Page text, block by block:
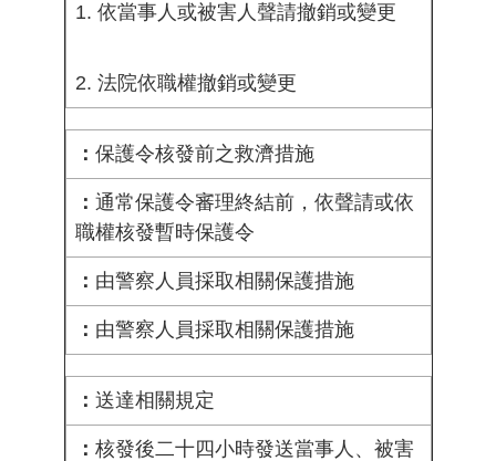
1. 依當事人或被害人聲請撤銷或變更
2. 法院依職權撤銷或變更
保護令核發前之救濟措施
通常保護令審理終結前，依聲請或依
職權核發暫時保護令
由警察人員採取相關保護措施
由警察人員採取相關保護措施
送達相關規定
核發後二十四小時發送當事人、被害